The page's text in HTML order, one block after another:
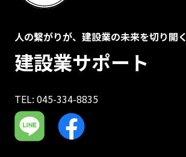
人の繋がりが、建設業の未来を切り開く
建設業サポート
TEL: 045-334-8835